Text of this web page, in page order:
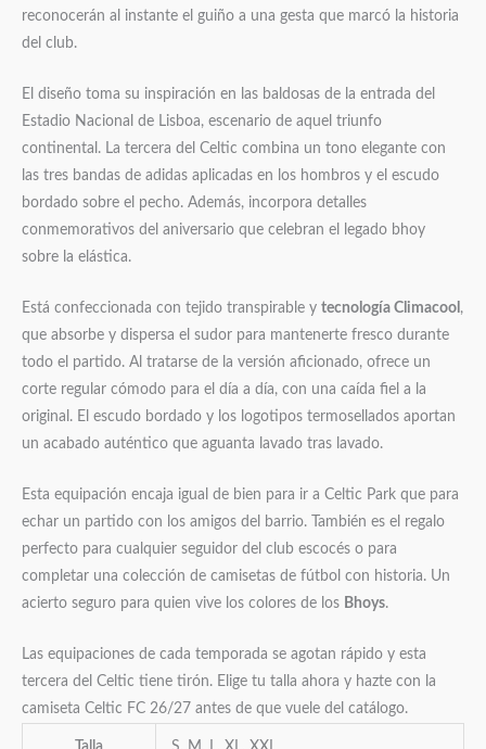
reconocerán al instante el guiño a una gesta que marcó la historia
del club.
El diseño toma su inspiración en las baldosas de la entrada del
Estadio Nacional de Lisboa, escenario de aquel triunfo
continental. La tercera del Celtic combina un tono elegante con
las tres bandas de adidas aplicadas en los hombros y el escudo
bordado sobre el pecho. Además, incorpora detalles
conmemorativos del aniversario que celebran el legado bhoy
sobre la elástica.
Está confeccionada con tejido transpirable y tecnología Climacool ,
que absorbe y dispersa el sudor para mantenerte fresco durante
todo el partido. Al tratarse de la versión aficionado, ofrece un
corte regular cómodo para el día a día, con una caída fiel a la
original. El escudo bordado y los logotipos termosellados aportan
un acabado auténtico que aguanta lavado tras lavado.
Esta equipación encaja igual de bien para ir a Celtic Park que para
echar un partido con los amigos del barrio. También es el regalo
perfecto para cualquier seguidor del club escocés o para
completar una colección de camisetas de fútbol con historia. Un
acierto seguro para quien vive los colores de los Bhoys.
Las equipaciones de cada temporada se agotan rápido y esta
tercera del Celtic tiene tirón. Elige tu talla ahora y hazte con la
camiseta Celtic FC 26/27 antes de que vuele del catálogo.